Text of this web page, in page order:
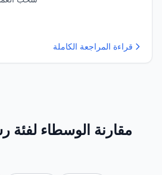
قراءة المراجعة الكاملة
مقارنة الوسطاء